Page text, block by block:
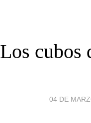
Los cubos
04 DE